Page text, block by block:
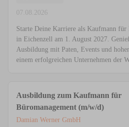
07.08.2026
Starte Deine Karriere als Kaufmann
in Eichenzell am 1. August 2027.
Ausbildung mit Paten, Events und
einem erfolgreichen Unternehmen der
Ausbildung zum Kaufmann für
Büromanagement (m/w/d)
Damian Werner GmbH